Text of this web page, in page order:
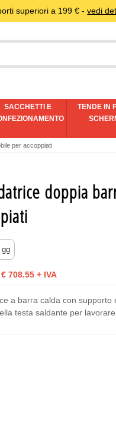
superiori a 199 € -vedi
SACCHETTI E
TENDE IN
per accoppiati
doppia
gg
708.55 + IVA
a barra calda con
testa saldante per